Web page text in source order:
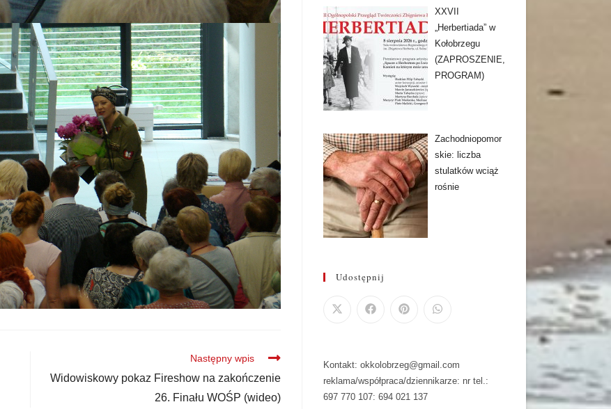
Następny wpis
Widowiskowy pokaz Fireshow na zakończenie
26. Finału WOŚP (wideo)
XXVII
„Herbertiada” w
Kołobrzegu
(ZAPROSZENIE,
PROGRAM)
Zachodniopomor
skie: liczba
stulatków wciąż
rośnie
Udostępnij
Kontakt: okkolobrzeg@gmail.com
reklama/współpraca/dziennikarze: nr tel.:
697 770 107: 694 021 137